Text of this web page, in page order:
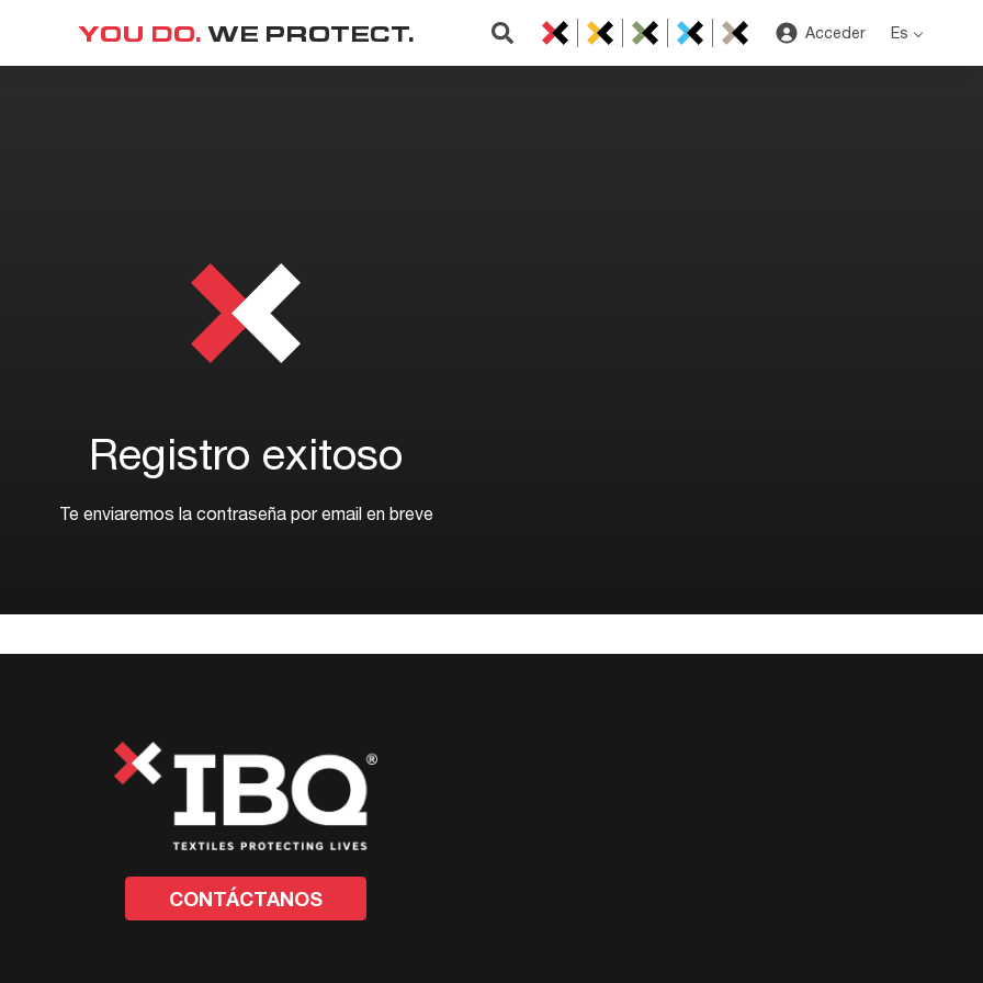
YOU DO. WE PROTECT. Acceder Es
Registro exitoso
Te enviaremos la contraseña por email en breve
CONTÁCTANOS